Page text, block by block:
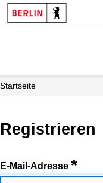
Startseite
Registrieren
E-Mail-Adresse *